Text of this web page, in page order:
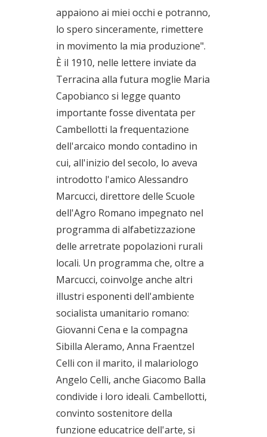
appaiono ai miei occhi e potranno,
lo spero sinceramente, rimettere
in movimento la mia produzione".
È il 1910, nelle lettere inviate da
Terracina alla futura moglie Maria
Capobianco si legge quanto
importante fosse diventata per
Cambellotti la frequentazione
dell'arcaico mondo contadino in
cui, all'inizio del secolo, lo aveva
introdotto l'amico Alessandro
Marcucci, direttore delle Scuole
dell'Agro Romano impegnato nel
programma di alfabetizzazione
delle arretrate popolazioni rurali
locali. Un programma che, oltre a
Marcucci, coinvolge anche altri
illustri esponenti dell'ambiente
socialista umanitario romano:
Giovanni Cena e la compagna
Sibilla Aleramo, Anna Fraentzel
Celli con il marito, il malariologo
Angelo Celli, anche Giacomo Balla
condivide i loro ideali. Cambellotti,
convinto sostenitore della
funzione educatrice dell'arte, si